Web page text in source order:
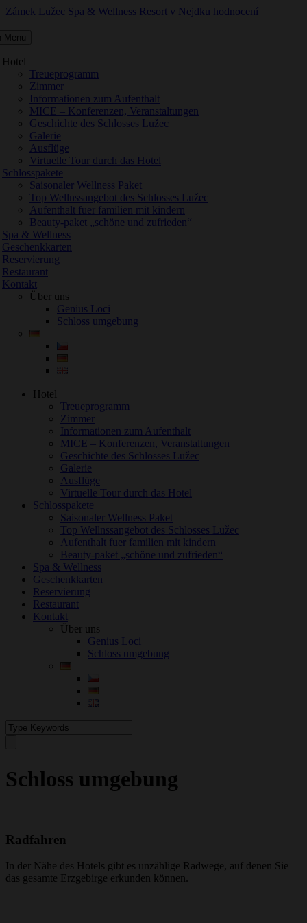
Zámek Lužec Spa & Wellness Resort v Nejdku hodnocení
Menu
Hotel
Treueprogramm
Zimmer
Informationen zum Aufenthalt
MICE – Konferenzen, Veranstaltungen
Geschichte des Schlosses Lužec
Galerie
Ausflüge
Virtuelle Tour durch das Hotel
Schlosspakete
Saisonaler Wellness Paket
Top Wellnssangebot des Schlosses Lužec
Aufenthalt fuer familien mit kindern
Beauty-paket „schöne und zufrieden“
Spa & Wellness
Geschenkkarten
Reservierung
Restaurant
Kontakt
Über uns
Genius Loci
Schloss umgebung
Hotel
Treueprogramm
Zimmer
Informationen zum Aufenthalt
MICE – Konferenzen, Veranstaltungen
Geschichte des Schlosses Lužec
Galerie
Ausflüge
Virtuelle Tour durch das Hotel
Schlosspakete
Saisonaler Wellness Paket
Top Wellnssangebot des Schlosses Lužec
Aufenthalt fuer familien mit kindern
Beauty-paket „schöne und zufrieden“
Spa & Wellness
Geschenkkarten
Reservierung
Restaurant
Kontakt
Über uns
Genius Loci
Schloss umgebung
Schloss umgebung
Radfahren
In der Nähe des Hotels gibt es unzählige Radwege, auf denen Sie
das gesamte Erzgebirge erkunden können.